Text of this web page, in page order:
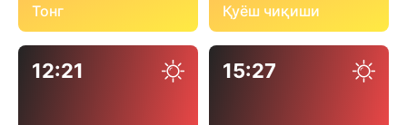
Тонг Қуёш чиқиши
12:21 15:27